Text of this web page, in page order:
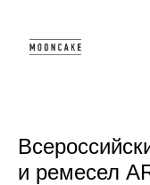
и ремесел